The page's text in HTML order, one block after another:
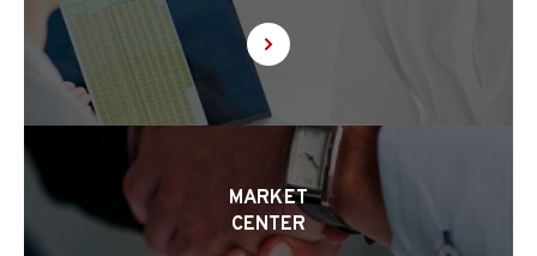
を除きます。）にある第三者（個人情報保護法第28条に基づき個人情報保護委員会規則
で指定される基準に適合する体制を整備している者を除きます。）に個人情報を提供する
場合には、あらかじめ外国にある第三者への提供を認める旨の本人の同意を得るもの
とします。
8.3 第8.2項に基づき外国にある第三者への提供につき本人の同意を得る場合、以下の
事項について本人に情報を提供するものとします。但し、第1号の事項が特定できない場
合、第1号及び第2号の事項に代えて、第1号の事項が特定できない旨及びその理由、並び
に当該事項に代わる本人に参考となるべき情報があれば当該情報を提供するものとし
ます。
(1) 当該外国の名称
(2) 当該外国における個人情報の保護に関する制度に関する情報
MARKET
CENTER